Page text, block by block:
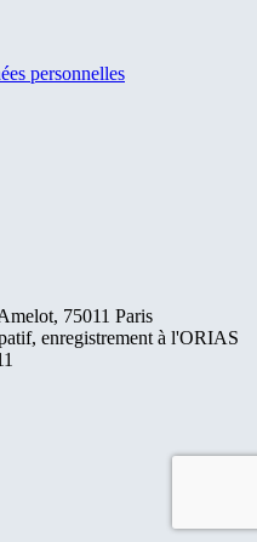
personnelles
75011 Paris
enregistrement à l'ORIAS